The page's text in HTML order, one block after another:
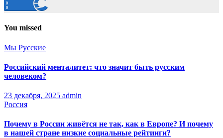
You missed
Мы Русские
Российский менталитет: что значит быть русским
человеком?
23 декабря, 2025 admin
Россия
Почему в России живётся не так, как в Европе? И почему
в нашей стране низкие социальные рейтинги?